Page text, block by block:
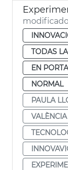
TODAS
EN
NORMAL
PAULA